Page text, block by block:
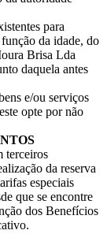
para
da idade, do
Brisa Lda
daquela antes
e/ou serviços
opte por não
terceiros
da reserva
especiais
que se encontre
dos Benefícios